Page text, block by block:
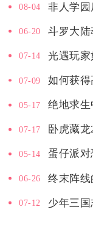
08-04 非人学
06-20 斗罗大
07-14 光遇玩
07-09 如何获
05-17 绝地求
07-17 卧虎藏
05-14 蛋仔派
06-26 终末阵
07-12 少年三